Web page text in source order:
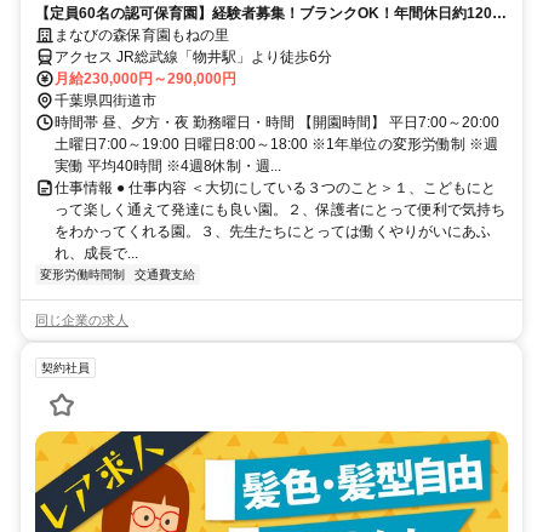
【定員60名の認可保育園】経験者募集！ブランクOK！年間休日約120日
♪キャリアアップも充実
まなびの森保育園もねの里
アクセス JR総武線「物井駅」より徒歩6分
月給230,000円～290,000円
千葉県四街道市
時間帯 昼、夕方・夜 勤務曜日・時間 【開園時間】 平日7:00～20:00
土曜日7:00～19:00 日曜日8:00～18:00 ※1年単位の変形労働制 ※週
実働 平均40時間 ※4週8休制・週...
仕事情報 ● 仕事内容 ＜大切にしている３つのこと＞１、こどもにと
って楽しく通えて発達にも良い園。２、保護者にとって便利で気持ち
をわかってくれる園。３、先生たちにとっては働くやりがいにあふ
れ、成長で...
変形労働時間制 交通費支給
同じ企業の求人
契約社員